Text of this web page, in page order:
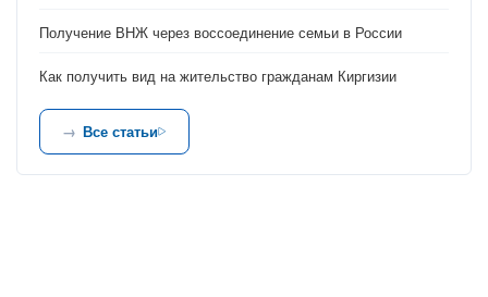
Получение ВНЖ через воссоединение семьи в России
Как получить вид на жительство гражданам Киргизии
Все статьи